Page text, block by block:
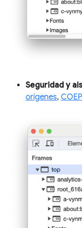
Seguridad y
orígenes, COEP